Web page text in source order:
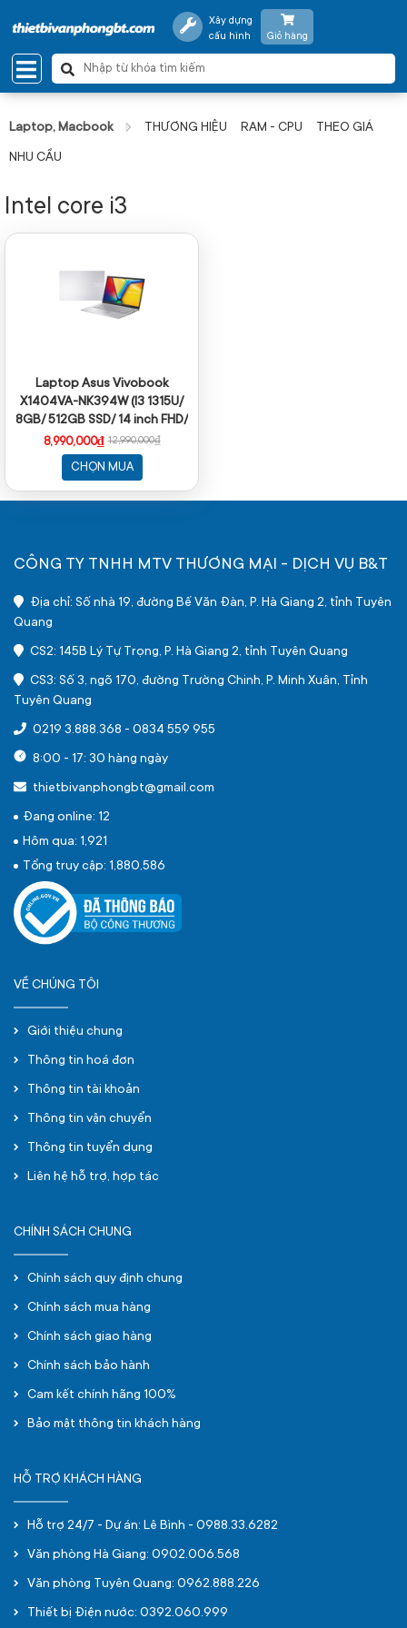
Xây dựng
cấu hình
Giỏ hàng
Laptop, Macbook THƯƠNG HIỆU RAM - CPU THEO GIÁ
NHU CẦU
Intel core i3
Laptop Asus Vivobook
X1404VA-NK394W (I3 1315U/
8GB/ 512GB SSD/ 14 inch FHD/
Win11/ Silver)
8,990,000₫ 12,990,000₫
CHỌN MUA
CÔNG TY TNHH MTV THƯƠNG MẠI - DỊCH VỤ B&T
Địa chỉ: Số nhà 19, đường Bế Văn Đàn, P. Hà Giang 2, tỉnh Tuyên
Quang
CS2: 145B Lý Tự Trọng, P. Hà Giang 2, tỉnh Tuyên Quang
CS3: Số 3, ngõ 170, đường Trường Chinh, P. Minh Xuân, Tỉnh
Tuyên Quang
0219 3.888.368 - 0834 559 955
8:00 - 17: 30 hàng ngày
thietbivanphongbt@gmail.com
Đang online: 12
Hôm qua: 1,921
Tổng truy cập: 1,880,586
VỀ CHÚNG TÔI
Giới thiệu chung
Thông tin hoá đơn
Thông tin tài khoản
Thông tin vận chuyển
Thông tin tuyển dụng
Liên hệ hỗ trợ, hợp tác
CHÍNH SÁCH CHUNG
Chính sách quy định chung
Chính sách mua hàng
Chính sách giao hàng
Chính sách bảo hành
Cam kết chính hãng 100%
Bảo mật thông tin khách hàng
HỖ TRỢ KHÁCH HÀNG
Hỗ trợ 24/7 - Dự án: Lê Bình - 0988.33.6282
Văn phòng Hà Giang: 0902.006.568
Văn phòng Tuyên Quang: 0962.888.226
Thiết bị Điện nước: 0392.060.999